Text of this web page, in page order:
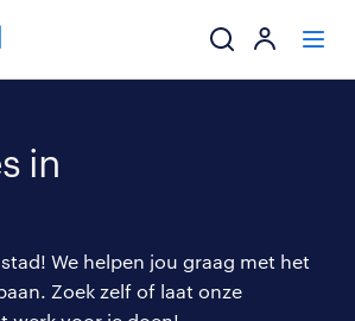
mijn carrière
in
We helpen jou graag met het
Zoek zelf of laat onze